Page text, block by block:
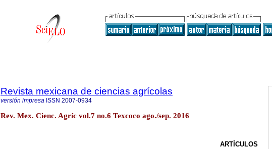
Revista mexicana de ciencias agrícolas
versión impresa ISSN 2007-0934
Rev. Mex. Cienc. Agríc vol.7 no.6 Texcoco ago./sep. 2016
ARTÍCULOS